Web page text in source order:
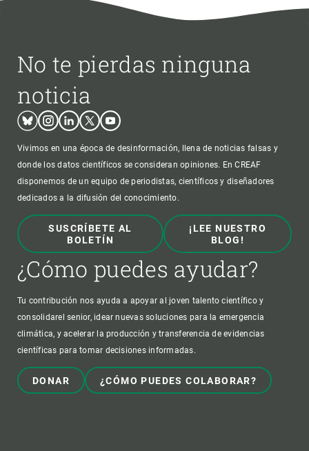
No te pierdas ninguna
noticia
BlueskyInstagram
LinkedinTwitterYoutube
Vivimos en una época de desinformación, llena de noticias falsas y
donde los datos científicos se consideran opiniones. En CREAF
disponemos de un equipo de periodistas, científicos y diseñadores
dedicados a la difusión del conocimiento.
SUSCRÍBETE AL
BOLETÍN
¡LEE NUESTRO
BLOG!
¿Cómo puedes ayudar?
Tu contribución nos ayuda a apoyar al joven talento científico y
consolidarel senior, idear nuevas soluciones para la emergencia
climática, y acelerar la producción y transferencia de evidencias
científicas para tomar decisiones informadas.
DONAR ¿CÓMO PUEDES COLABORAR?